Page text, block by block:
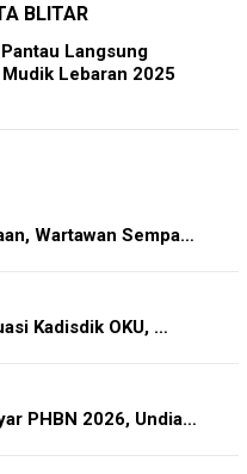
BLITAR
Langsung
Lebaran 2025
Wartawan Sempa…
Kadisdik OKU, …
PHBN 2026, Undia…